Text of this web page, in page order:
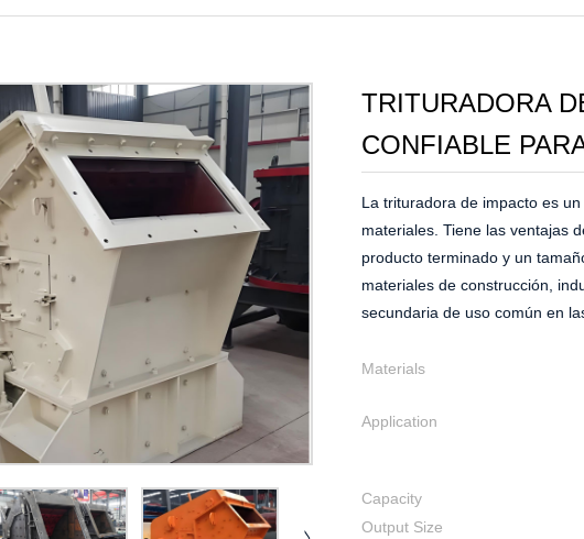
TRITURADORA
CONFIABLE
La trituradora de impacto es
materiales. Tiene las ventajas
producto terminado y un
materiales de construcción,
secundaria de uso común en
Materials
Application
Capacity
Output Size